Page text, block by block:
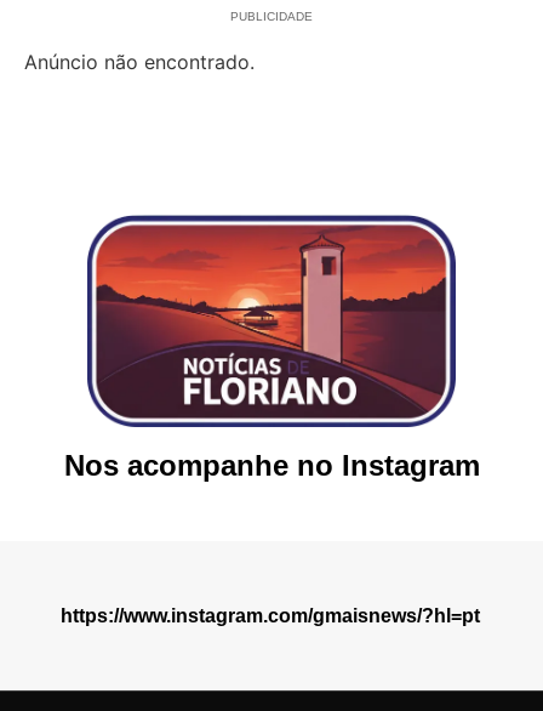
PUBLICIDADE
Anúncio não encontrado.
Nos acompanhe no Instagram
https://www.instagram.com/gmaisnews/?hl=pt